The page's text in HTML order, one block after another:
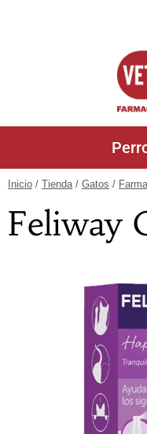
Inicio / Tienda/ Gatos /
Feliway